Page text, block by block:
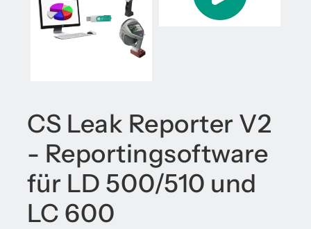
CS Leak Reporter V2
- Reportingsoftware
für LD 500/510 und
LC 600